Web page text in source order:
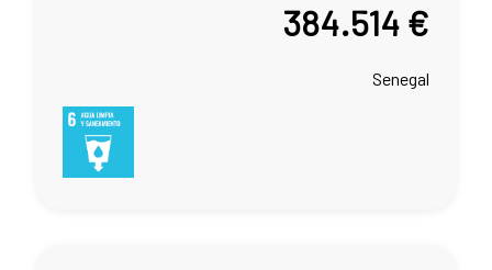
384.514 €
Senegal